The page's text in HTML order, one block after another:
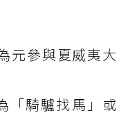
元參與夏威夷大
「騎驢找馬」或